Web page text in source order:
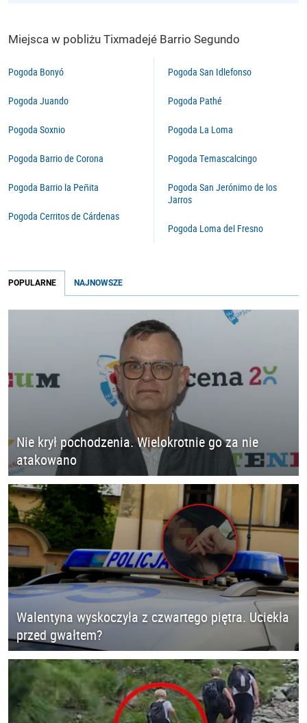
Miejsca w pobliżu Tixmadejé Barrio Segundo
Pogoda Bonyó
Pogoda Juando
Pogoda Soxnio
Pogoda Barrio de Corona
Pogoda Barrio la Peñita
Pogoda Cerritos de Cárdenas
Pogoda San Idlefonso
Pogoda Pathé
Pogoda La Loma
Pogoda Temascalcingo
Pogoda San Jerónimo de los
Jarros
Pogoda Loma del Fresno
POPULARNE NAJNOWSZE
Nie krył pochodzenia. Wielokrotnie go za nie
atakowano
Walentyna wyskoczyła z czwartego piętra. Uciekła
przed gwałtem?